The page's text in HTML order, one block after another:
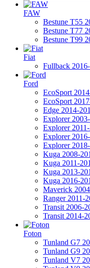
FAW
Bestune T55
Bestune T77
Bestune T99
Fiat
Fullback
Ford
EcoSport
EcoSport
Edge 2014-
Explorer
Explorer
Explorer
Explorer
Kuga 2008-
Kuga 2011-
Kuga 2013-
Kuga 2016-
Maverick
Ranger 2011-
Transit 2006-
Transit 2014-
Foton
Tunland G7
Tunland G9
Tunland V7